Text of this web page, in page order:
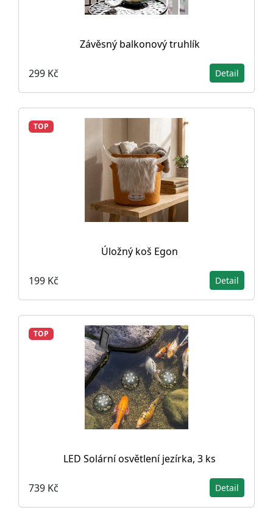
Závěsný balkonový truhlík
299 Kč Detail
TOP
Úložný koš Egon
199 Kč Detail
TOP
LED Solární osvětlení jezírka, 3 ks
739 Kč Detail